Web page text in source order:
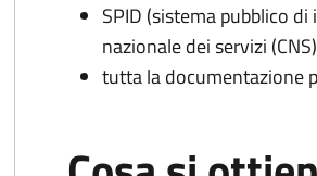
SPID (sistema pubblico
nazionale dei servizi (CNS)
tutta la documentazione